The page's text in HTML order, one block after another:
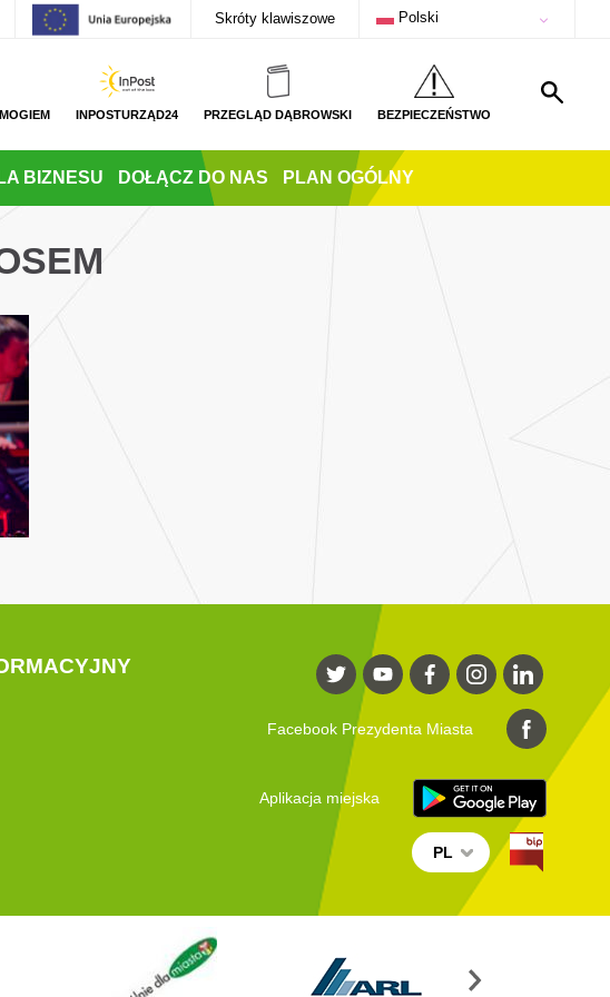
czcionki Skróty klawiszowe Polski
INPOSTURZĄD24 PRZEGLĄD DĄBROWSKI BEZPIECZEŃSTWO
BIZNESU DOŁĄCZ DO NAS PLAN OGÓLNY
Facebook Prezydenta Miasta
Aplikacja miejska
PL